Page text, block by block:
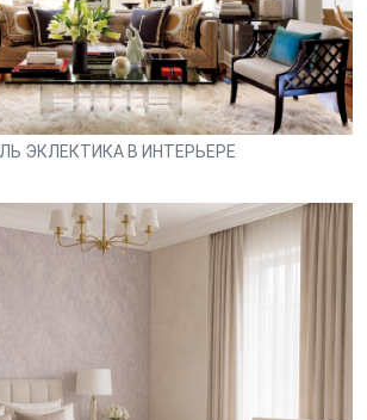
ЭКЛЕКТИКА В ИНТЕРЬЕРЕ